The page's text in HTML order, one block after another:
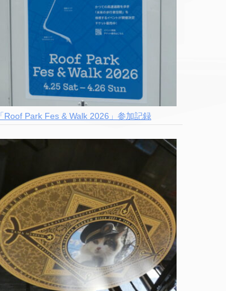
「Roof Park Fes & Walk 2026」参加記録